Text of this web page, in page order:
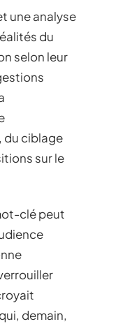
une analyse
du
selon leur
du ciblage
sur le
clé peut
demain,